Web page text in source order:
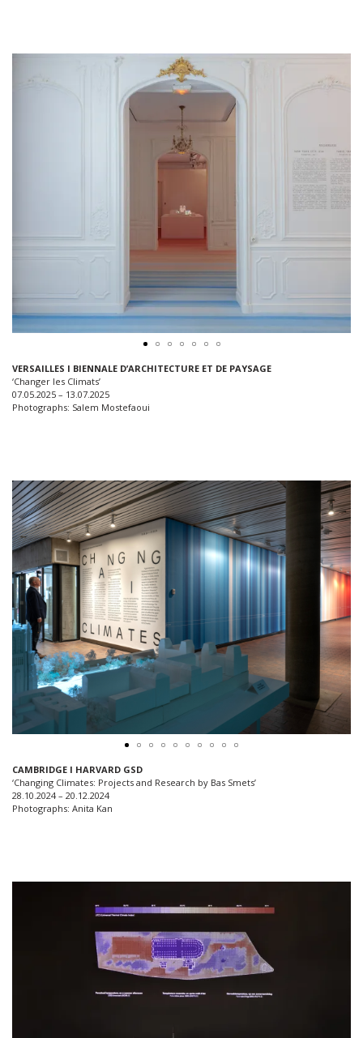
VERSAILLES I BIENNALE D’ARCHITECTURE ET DE PAYSAGE
‘Changer les Climats’
07.05.2025 – 13.07.2025
Photographs: Salem Mostefaoui
CAMBRIDGE I HARVARD GSD
‘Changing Climates: Projects and Research by Bas Smets’
28.10.2024 – 20.12.2024
Photographs: Anita Kan